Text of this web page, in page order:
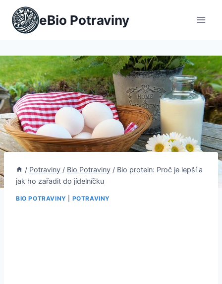
Přeskočit
obsah
eBio Potraviny
/ Potraviny / Bio Potraviny / Bio protein: Proč je lepší a
jak ho zařadit do jídelníčku
BIO POTRAVINY POTRAVINY